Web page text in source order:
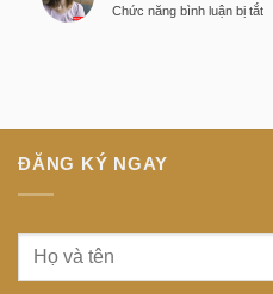
Chức năng bình luận bị tắtở
là
ĐĂNG KÝ NGAY